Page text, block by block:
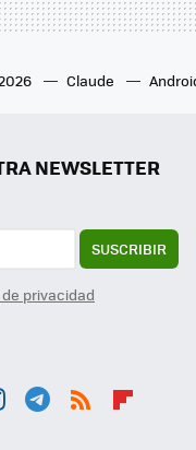
Claude
NEWSLETTER
SUSCRIBIR
privacidad